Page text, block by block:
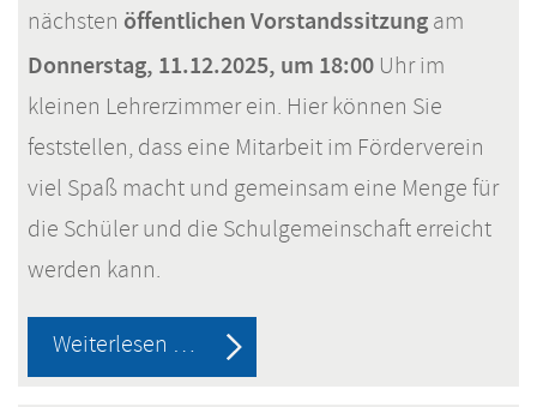
nächsten öffentlichen Vorstandssitzungam
Donnerstag, 11.12.2025, um 18:00Uhr im
kleinen Lehrerzimmer ein. Hier können Sie
feststellen, dass eine Mitarbeit im Förderverein
viel Spaß macht und gemeinsam eine Menge für
die Schüler und die Schulgemeinschaft erreicht
werden kann.
Weiterlesen … Was
wäre,